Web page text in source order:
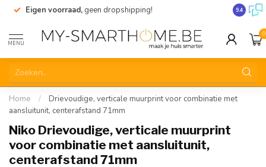
Eigen voorraad, geen dropshipping! 9.4
MENU
0
Home /
Drievoudige, verticale muurprint voor combinatie met
aansluitunit, centerafstand 71mm
Niko Drievoudige, verticale muurprint
voor combinatie met aansluitunit,
centerafstand 71mm